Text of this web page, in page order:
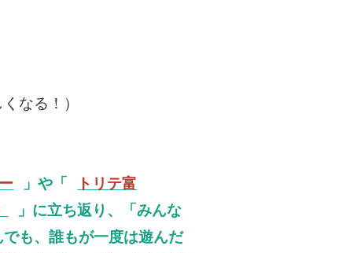
なる！）
」や「
トリテ富
」に立ち返り、「みんな
も、誰もが一度は遊んだ